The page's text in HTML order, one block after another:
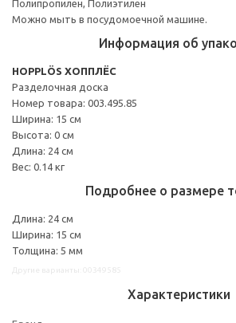
Полипропилен, Полиэтилен
Можно мыть в посудомоечной машине.
Информация об
HOPPLÖS ХОППЛЁС
Разделочная доска
Номер товара: 003.495.85
Ширина: 15 см
Высота: 0 см
Длина: 24 см
Вес: 0.14 кг
Подробнее о размере
Длина: 24 см
Ширина: 15 см
Толщина: 5 мм
Характеристики